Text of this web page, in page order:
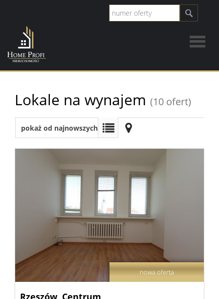
Strona
główna
Lokale na wynajem (10 ofert)
pokaż od najnowszych
nowa oferta